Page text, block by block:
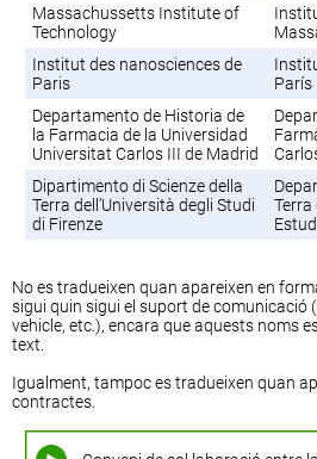
Massachussetts Institute of
Technology
Institut des nanosciences de
Paris
París
Departamento de Historia de
la Farmacia de la Universidad
Universitat Carlos III de Madrid
Dipartimento di Scienze della
Terra dell’Università degli Studi
di Firenze
Terra
No es tradueixen quan apareixen en
sigui quin sigui el suport de comunicació
vehicle, etc.), encara que aquests noms
text.
Igualment, tampoc es tradueixen quan
contractes.